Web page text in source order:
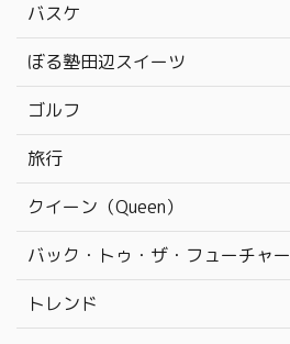
バスケ
ぼる塾田辺スイーツ
ゴルフ
旅行
クイーン（Queen）
バック・トゥ・ザ・フューチャー
トレンド